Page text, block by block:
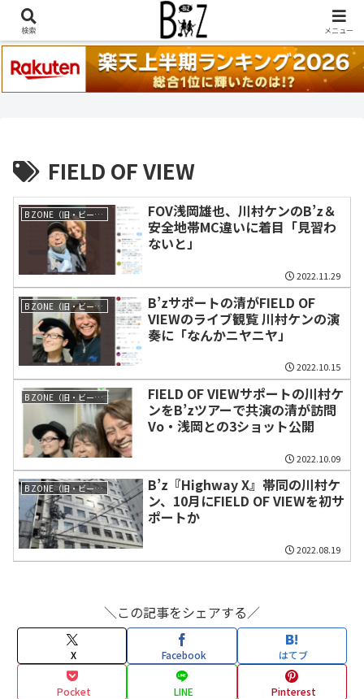
稲葉浩志『en-Zepp』『enⅣ』セトリ一覧はこちら
FIELD OF VIEW
B ZONE（旧・ビーイング）
FOV浅岡雄也、川村ケンのB’z＆
安全地帯MC違いに着目「見習わ
ないと」
2022.11.29
B ZONE（旧・ビーイング）
B’zサポートの清がFIELD OF
VIEWのライブ観覧 川村ケンの演
奏に「なんかニヤニヤ」
2022.10.15
B ZONE（旧・ビーイング）
FIELD OF VIEWサポートの川村ケ
ンをB’zツアーで共演の清が訪問
Vo・浅岡との3ショット公開
2022.10.09
B ZONE（旧・ビーイング）
B’z『Highway X』帯同の川村ケ
ン、10月にFIELD OF VIEWを初サ
ポートか
2022.08.19
＼この記事をシェアする／
X Facebook はてブ
Pocket LINE Pinterest
検索 メニュー